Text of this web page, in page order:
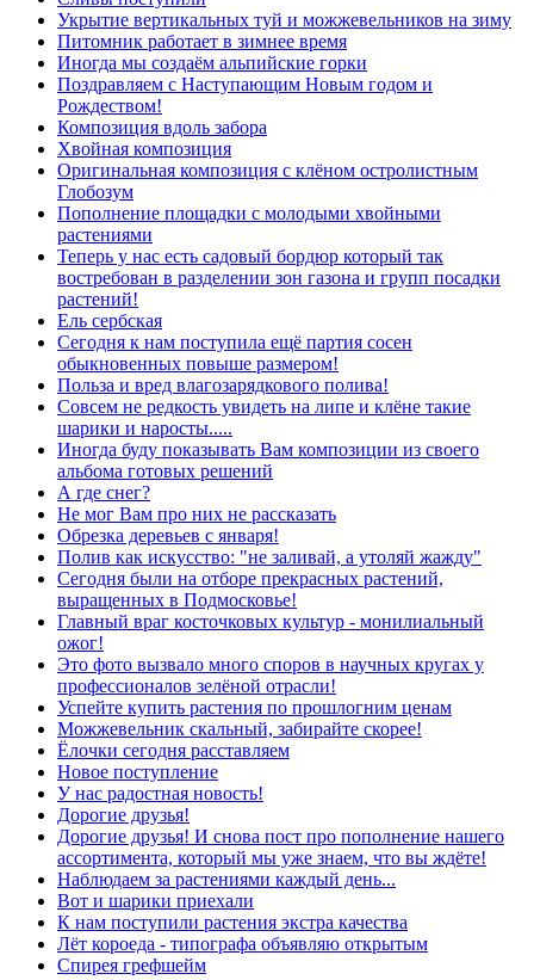
Укрытие вертикальных туй и можжевельников на зиму
Питомник работает в зимнее время
Иногда мы создаём альпийские горки
Поздравляем с Наступающим Новым годом и
Рождеством!
Композиция вдоль забора
Хвойная композиция
Оригинальная композиция с клёном остролистным
Глобозум
Пополнение площадки с молодыми хвойными
растениями
Теперь у нас есть садовый бордюр который так
востребован в разделении зон газона и групп посадки
растений!
Ель сербская
Сегодня к нам поступила ещё партия сосен
обыкновенных повыше размером!
Польза и вред влагозарядкового полива!
Совсем не редкость увидеть на липе и клёне такие
шарики и наросты.....
Иногда буду показывать Вам композиции из своего
альбома готовых решений
А где снег?
Не мог Вам про них не рассказать
Обрезка деревьев с января!
Полив как искусство: "не заливай, а утоляй жажду"
Сегодня были на отборе прекрасных растений,
выращенных в Подмосковье!
Главный враг косточковых культур - монилиальный
ожог!
Это фото вызвало много споров в научных кругах у
профессионалов зелёной отрасли!
Успейте купить растения по прошлогним ценам
Можжевельник скальный, забирайте скорее!
Ёлочки сегодня расставляем
Новое поступление
У нас радостная новость!
Дорогие друзья!
Дорогие друзья! И снова пост про пополнение нашего
ассортимента, который мы уже знаем, что вы ждёте!
Наблюдаем за растениями каждый день...
Вот и шарики приехали
К нам поступили растения экстра качества
Лёт короеда - типографа объявляю открытым
Спирея грефшейм